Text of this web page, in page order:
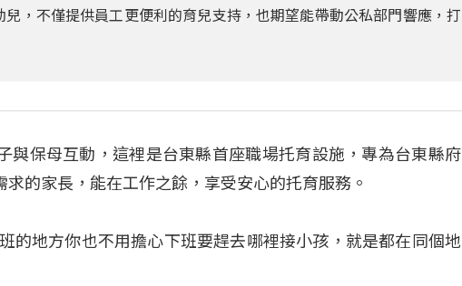
，不僅提供員工更便利的育兒支持，也期望能帶動公私部門響應，打
與保母互動，這裡是台東縣首座職場托育設施，專為台東縣府
的家長，能在工作之餘，享受安心的托育服務。
的地方你也不用擔心下班要趕去哪裡接小孩，就是都在同個地